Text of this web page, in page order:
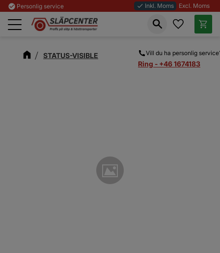
Meny
check_circle Personlig service done Inkl. Moms Excl. Moms
Vill du ha personlig
Ring - +46 1674183
Favoriter
STATUS-VISIBLE